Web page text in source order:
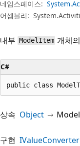
네임스페이스:
어셈블리:
내부 ModelItem 개체
C#
public class
상속 Object
구현 IValueConverter